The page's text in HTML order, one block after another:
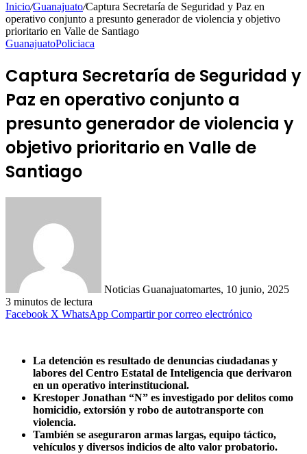
Inicio/Guanajuato/Captura Secretaría de Seguridad y Paz en
operativo conjunto a presunto generador de violencia y objetivo
prioritario en Valle de Santiago
GuanajuatoPoliciaca
Captura Secretaría de Seguridad y
Paz en operativo conjunto a
presunto generador de violencia y
objetivo prioritario en Valle de
Santiago
Noticias Guanajuatomartes, 10 junio, 2025
3 minutos de lectura
Facebook X WhatsApp Compartir por correo electrónico
La detención es resultado de denuncias ciudadanas y
labores del Centro Estatal de Inteligencia que derivaron
en un operativo interinstitucional.
Krestoper Jonathan “N” es investigado por delitos como
homicidio, extorsión y robo de autotransporte con
violencia.
También se aseguraron armas largas, equipo táctico,
vehículos y diversos indicios de alto valor probatorio.